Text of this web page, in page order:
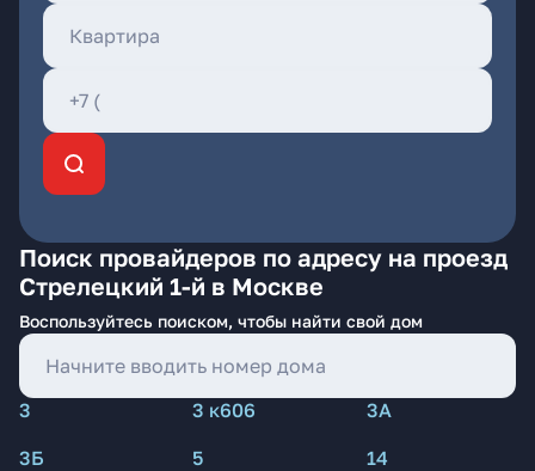
Поиск провайдеров по адресу на проезд
Стрелецкий 1-й в Москве
Воспользуйтесь поиском, чтобы найти свой дом
3 3 к606
3А
3Б
5
14